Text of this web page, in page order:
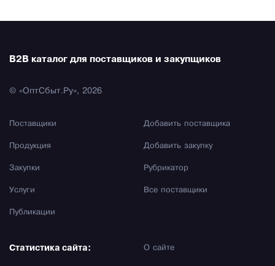
B2B каталог для поставщиков и закупщиков
© «ОптСбыт.Ру», 2026
Поставщики
Продукция
Закупки
Услуги
Публикации
Добавить поставщика
Добавить закупку
Рубрикатор
Все поставщики
О сайте
Статистика сайта: